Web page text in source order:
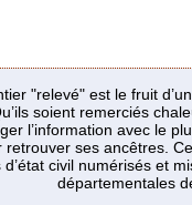
"relevé" est le fruit
soient remerciés
l’information avec le
retrouver ses ancêtres.
d’état civil numérisés et
départementales